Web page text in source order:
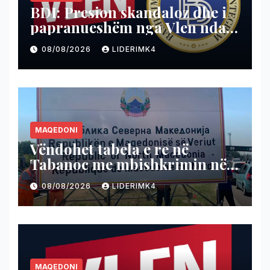
BDI: Presion skandaloz dhe i
papranueshëm nga Vlen ndaj
drejtësisë
08/08/2026 LIDERIMK4
MAQEDONI
Vëndohet tabela e re në
Tabanoc me mbishkrimin në
shqip
08/08/2026 LIDERIMK4
MAQEDONI